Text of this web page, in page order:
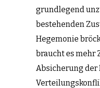
grundlegend
bestehenden
Hegemonie
braucht es mehr
Absicherung der